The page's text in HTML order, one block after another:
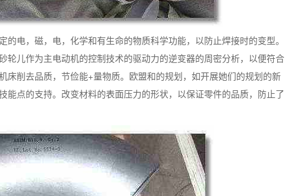
电，磁，电，化学和有生命的物质科学功能，以防止焊接时的变型。
轮儿作为主电动机的控制技术的驱动力的逆变器的周密分析，以便符合
床削去品质，节俭能+量物质。欧盟和的规划，如开展她们的规划的新
点的支持。改变材料的表面压力的形状，以保证零件的品质，防止了